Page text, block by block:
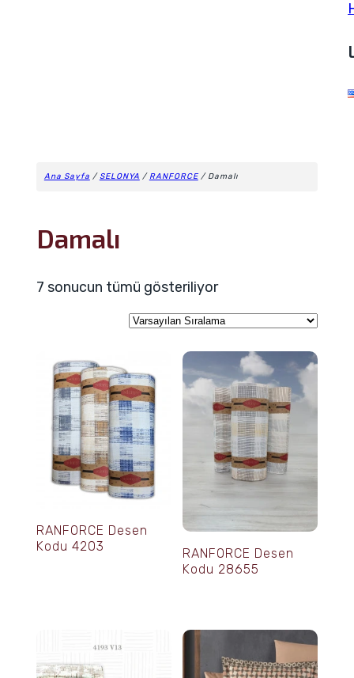
Ana Sayfa / SELONYA / RANFORCE/ Damalı
Damalı
7 sonucun tümü gösteriliyor
RANFORCE Desen
Kodu 4203
RANFORCE Desen
Kodu 28655